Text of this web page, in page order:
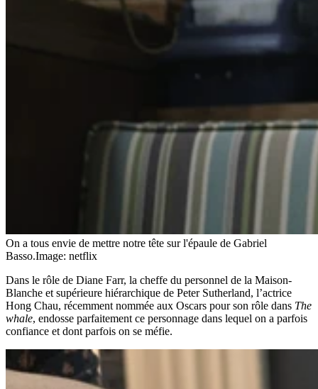
On a tous envie de mettre notre tête sur l'épaule de Gabriel
Basso.Image: netflix
Dans le rôle de Diane Farr, la cheffe du personnel de la Maison-
Blanche et supérieure hiérarchique de Peter Sutherland, l’actrice
Hong Chau, récemment nommée aux Oscars pour son rôle dans The
whale, endosse parfaitement ce personnage dans lequel on a parfois
confiance et dont parfois on se méfie.